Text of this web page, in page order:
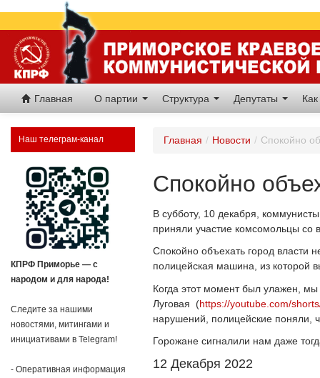
Главная О партии Структура Депутаты
Наш телеграм-канал
КПРФ Приморье — с
народом и для народа!
Следите за нашими
новостями, митингами и
инициативами в Telegram!
- Оперативная информация
Главная / Новости / Спокойно
Спокойно
В субботу, 10 декабря,
приняли участие комсомольцы со
Спокойно объехать город
полицейская машина, из которой
Когда этот момент был улажен,
Луговая (https://youtube.com/
нарушений, полицейские поняли,
Горожане сигналили нам даже
12 Декабря 2022